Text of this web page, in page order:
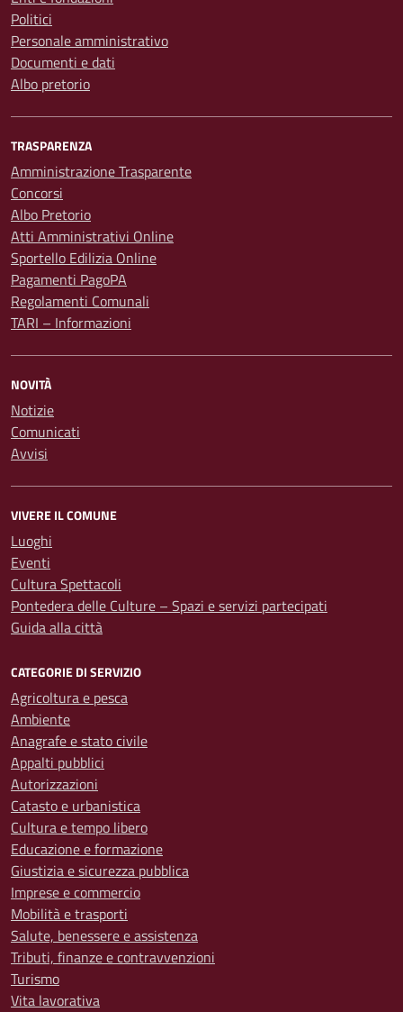
Politici
Personale amministrativo
Documenti e dati
Albo pretorio
TRASPARENZA
Amministrazione Trasparente
Concorsi
Albo Pretorio
Atti Amministrativi Online
Sportello Edilizia Online
Pagamenti PagoPA
Regolamenti Comunali
TARI – Informazioni
NOVITÀ
Notizie
Comunicati
Avvisi
VIVERE IL COMUNE
Luoghi
Eventi
Cultura Spettacoli
Pontedera delle Culture – Spazi e servizi partecipati
Guida alla città
CATEGORIE DI SERVIZIO
Agricoltura e pesca
Ambiente
Anagrafe e stato civile
Appalti pubblici
Autorizzazioni
Catasto e urbanistica
Cultura e tempo libero
Educazione e formazione
Giustizia e sicurezza pubblica
Imprese e commercio
Mobilità e trasporti
Salute, benessere e assistenza
Tributi, finanze e contravvenzioni
Turismo
Vita lavorativa